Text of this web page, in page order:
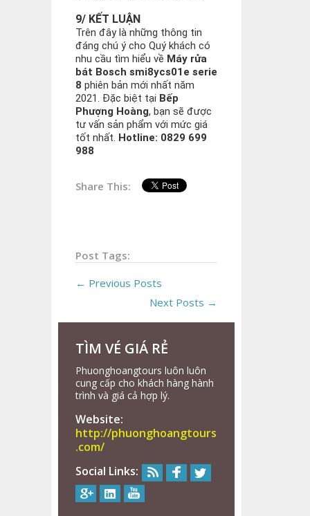
9/ KẾT LUẬN
Trên đây là những thông tin
đáng chú ý cho Quý khách có
nhu cầu tìm hiểu về Máy rửa
bát Bosch smi8ycs01e serie
8 phiên bản mới nhất năm
2021. Đặc biệt tại Bếp
Phượng Hoàng, bạn sẽ được
tư vấn sản phẩm với mức giá
tốt nhất. Hotline: 0829 699
988
Share This:
Post Tags:
← Previous Posts
Next Posts →
TÌM VÉ GIÁ RẺ
Phuonghoangtours luôn luôn
cung cấp cho khách hàng hành
trình và giá cả hợp lý.
Website:
http://phuonghoangtours
.com/
Social Links: